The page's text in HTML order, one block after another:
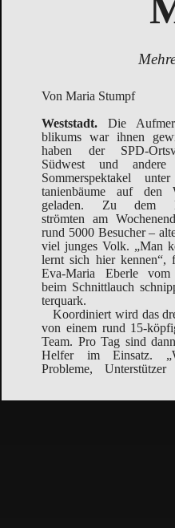
Von Maria Stumpf
Weststadt. Die
blikums war ihnen
haben der SPD-
Südwest und andere
Sommerspektakel
tanienbäume auf den
geladen. Zu dem
strömten am
rund 5000 Besucher –
viel junges Volk. „Man
lernt sich hier ken­nen“,
Eva-Maria Eberle vom
beim Schnittlauch
terquark.
Koordiniert wird das
von einem rund 15-
Team. Pro Tag sind
Helfer im Ein­satz.
Probleme,
Be­kannten“, meint ein
chend, bevor er wieder
Biertischen
das Stadtteilfrühstück
dem jeder etwas